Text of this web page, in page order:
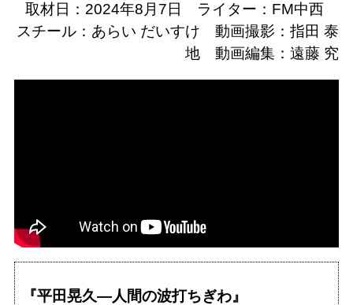
取材日：2024年8月7日 ライター：FM中西
スチール：あらい だいすけ 動画撮影：指田 泰
地 動画編集：遠藤 究
『平田晃久―人間の波打ちぎわ』